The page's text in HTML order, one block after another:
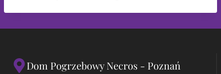
Dom Pogrzebowy Necros - Poznań